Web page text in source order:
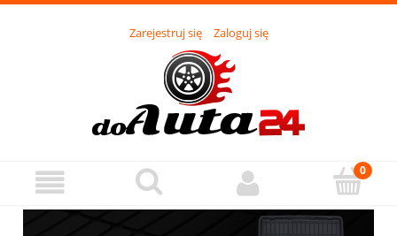
Zarejestruj się Zaloguj się